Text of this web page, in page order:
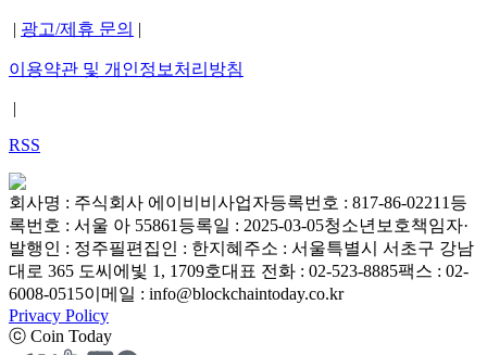
광고/제휴 문의
이용약관 및 개인정보처리방침
RSS
회사명 : 주식회사 에이비비 사업자등록번호 : 817-86-02211등
록번호 : 서울 아 55861등록일 : 2025-03-05청소년보호책임자·
발행인 : 정주필편집인 : 한지혜 주소 : 서울특별시 서초구 강남
대로 365 도씨에빛 1, 1709호대표 전화 : 02-523-8885팩스 : 02-
6008-0515이메일 : info@blockchaintoday.co.kr
Privacy Policy
ⓒ Coin Today